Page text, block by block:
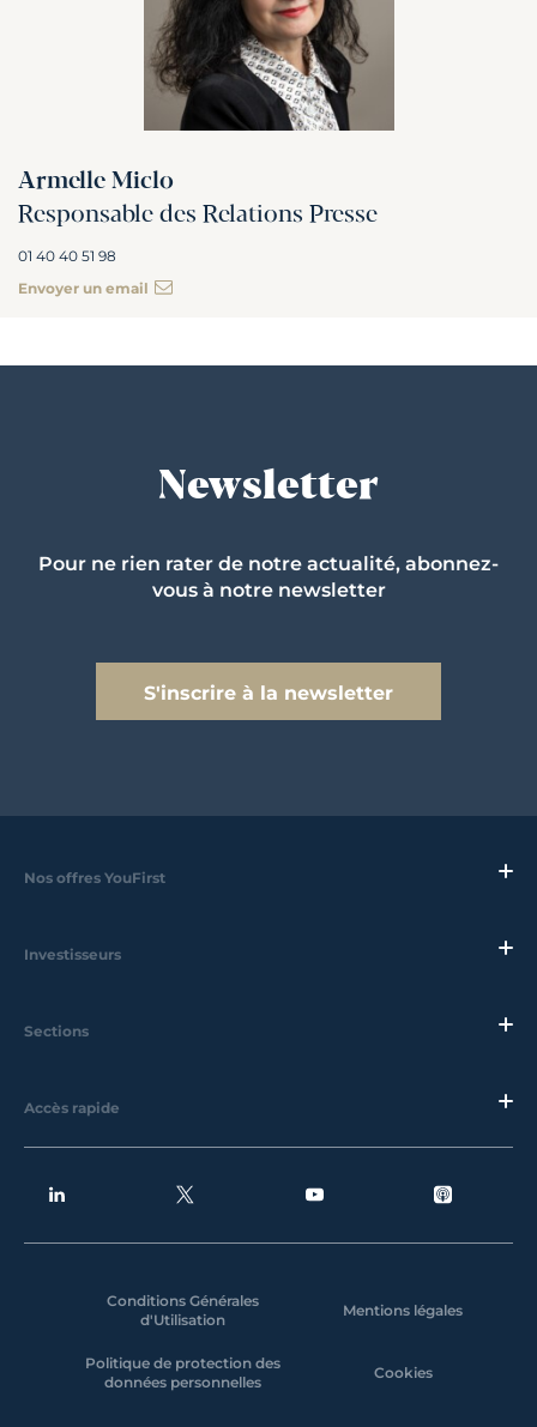
Armelle Miclo
Responsable des Relations Presse
01 40 40 51 98
Envoyer un email
Newsletter
Pour ne rien rater de notre actualité, abonnez-
vous à notre newsletter
S'inscrire à la newsletter
Nos offres YouFirst
Investisseurs
Sections
Accès rapide
Conditions Générales
d'Utilisation
Mentions légales
Politique de protection des
données personnelles
Cookies